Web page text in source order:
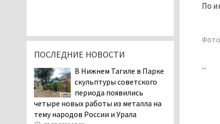
По
...
ПОСЛЕДНИЕ НОВОСТИ
В Нижнем Тагиле в Парке
скульптуры советского
периода появились
четыре новых работы из металла на
тему народов России и Урала